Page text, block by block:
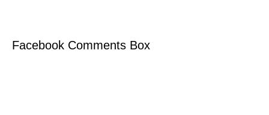
Facebook Comments Box